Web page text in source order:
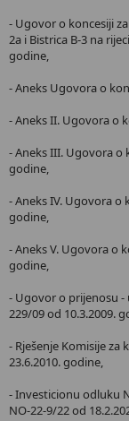
- Ugovor o koncesiji
2a i Bistrica B-3 na
godine,
- Aneks Ugovora o
- Aneks II. Ugovora o
- Aneks III. Ugovora o
godine,
- Aneks IV. Ugovora o
godine,
- Aneks V. Ugovora o
godine,
- Ugovor o prijenosu -
229/09 od 10.3.2009.
- Rješenje Komisije za
23.6.2010. godine,
- Investicionu odluku
NO-22-9/22 od